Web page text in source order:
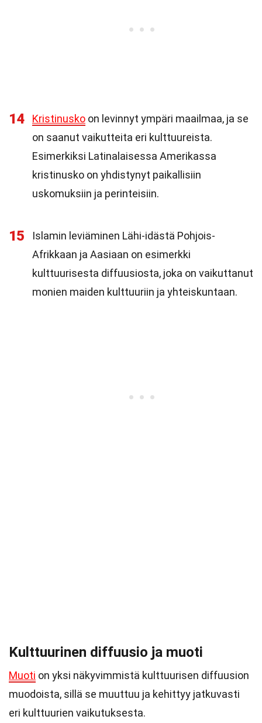
14 Kristinusko on levinnyt ympäri maailmaa, ja se
on saanut vaikutteita eri kulttuureista.
Esimerkiksi Latinalaisessa Amerikassa
kristinusko on yhdistynyt paikallisiin
uskomuksiin ja perinteisiin.
15
Islamin leviäminen Lähi-idästä Pohjois-
Afrikkaan ja Aasiaan on esimerkki
kulttuurisesta diffuusiosta, joka on vaikuttanut
monien maiden kulttuuriin ja yhteiskuntaan.
Kulttuurinen diffuusio ja muoti
Muoti on yksi näkyvimmistä kulttuurisen diffuusion
muodoista, sillä se muuttuu ja kehittyy jatkuvasti
eri kulttuurien vaikutuksesta.